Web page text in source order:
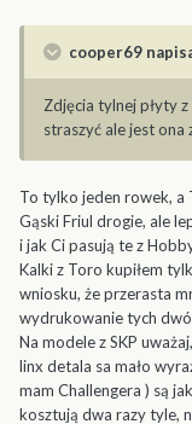
cooper69
Zdjęcia tylnej płyty
straszyć ale jest ona
To tylko jeden rowek, a
Gąski Friul drogie, ale
i jak Ci pasują te z
Kalki z Toro kupiłem
wniosku, że przerasta
wydrukowanie tych
Na modele z SKP
linx detala sa mało
mam Challengera ) są
kosztują dwa razy tyle,